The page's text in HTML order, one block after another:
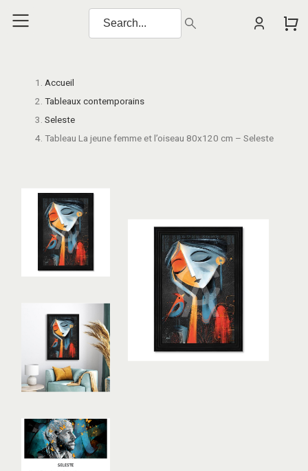
Accueil
Tableaux contemporains
Seleste
Tableau La jeune femme et l’oiseau 80x120 cm – Seleste